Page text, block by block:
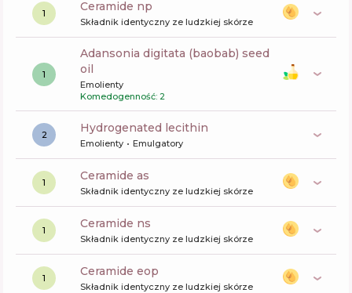
1 ceramide np
Składnik identyczny ze ludzkiej skórze
1
adansonia digitata (baobab) seed
oil
Emolienty
Komedogenność: 2
2 hydrogenated lecithin
Emolienty Emulgatory
1 ceramide as
Składnik identyczny ze ludzkiej skórze
1 ceramide ns
Składnik identyczny ze ludzkiej skórze
1 ceramide eop
Składnik identyczny ze ludzkiej skórze